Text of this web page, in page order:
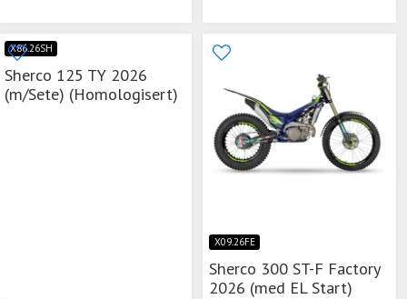
X86.26SH
Sherco 125 TY 2026
(m/Sete) (Homologisert)
X09.26FE
Sherco 300 ST-F Factory
2026 (med EL Start)